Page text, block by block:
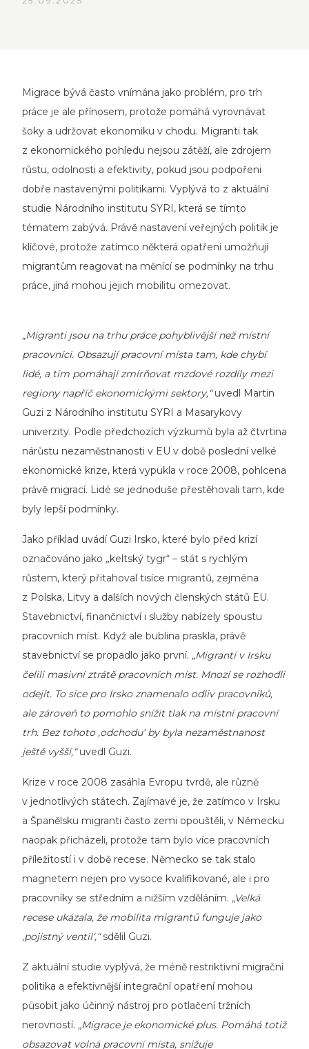
Migrace bývá často vnímána jako problém, pro trh
práce je ale přínosem, protože pomáhá vyrovnávat
šoky a udržovat ekonomiku v chodu. Migranti tak
z ekonomického pohledu nejsou zátěží, ale zdrojem
růstu, odolnosti a efektivity, pokud jsou podpořeni
dobře nastavenými politikami. Vyplývá to z aktuální
studie Národního institutu SYRI, která se tímto
tématem zabývá. Právě nastavení veřejných politik je
klíčové, protože zatímco některá opatření umožňují
migrantům reagovat na měnící se podmínky na trhu
práce, jiná mohou jejich mobilitu omezovat.
„Migranti jsou na trhu práce pohyblivější než místní
pracovníci. Obsazují pracovní místa tam, kde chybí
lidé, a tím pomáhají zmírňovat mzdové rozdíly mezi
regiony napříč ekonomickými sektory,“uvedl Martin
Guzi z Národního institutu SYRI a Masarykovy
univerzity. Podle předchozích výzkumů byla až čtvrtina
nárůstu nezaměstnanosti v EU v době poslední velké
ekonomické krize, která vypukla v roce 2008, pohlcena
právě migrací. Lidé se jednoduše přestěhovali tam, kde
byly lepší podmínky.
Jako příklad uvádí Guzi Irsko, které bylo před krizí
označováno jako „keltský tygr“ – stát s rychlým
růstem, který přitahoval tisíce migrantů, zejména
z Polska, Litvy a dalších nových členských států EU.
Stavebnictví, finančnictví i služby nabízely spoustu
pracovních míst. Když ale bublina praskla, právě
stavebnictví se propadlo jako první. „Migranti v Irsku
čelili masivní ztrátě pracovních míst. Mnozí se rozhodli
odejít. To sice pro Irsko znamenalo odliv pracovníků,
ale zároveň to pomohlo snížit tlak na místní pracovní
trh. Bez tohoto ‚odchodu‘ by byla nezaměstnanost
ještě vyšší,“uvedl Guzi.
Krize v roce 2008 zasáhla Evropu tvrdě, ale různě
v jednotlivých státech. Zajímavé je, že zatímco v Irsku
a Španělsku migranti často zemi opouštěli, v Německu
naopak přicházeli, protože tam bylo více pracovních
příležitostí i v době recese. Německo se tak stalo
magnetem nejen pro vysoce kvalifikované, ale i pro
pracovníky se středním a nižším vzděláním. „Velká
recese ukázala, že mobilita migrantů funguje jako
‚pojistný ventil‘,“sdělil Guzi.
Z aktuální studie vyplývá, že méně restriktivní migrační
politika a efektivnější integrační opatření mohou
působit jako účinný nástroj pro potlačení tržních
nerovností. „Migrace je ekonomické plus. Pomáhá totiž
obsazovat volná pracovní místa, snižuje